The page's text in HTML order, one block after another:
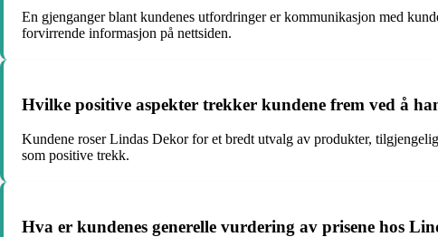
En gjenganger blant kundenes utfordringer er kommunikasjon med
forvirrende informasjon på nettsiden.
Hvilke positive aspekter trekker kundene frem ved å
Kundene roser Lindas Dekor for et bredt utvalg av produkter,
som positive trekk.
Hva er kundenes generelle vurdering av prisene hos